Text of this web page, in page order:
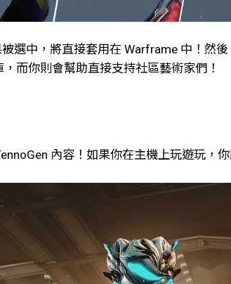
選中，將直接套用在 Warframe 中！然
而你則會幫助直接支持社區藝術家們！
內容！如果你在主機上玩遊玩，